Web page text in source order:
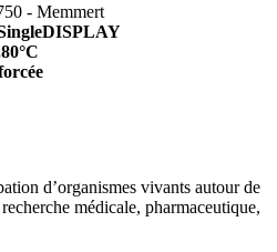
- Memmert
d’organismes vivants autour de
médicale, pharmaceutique,